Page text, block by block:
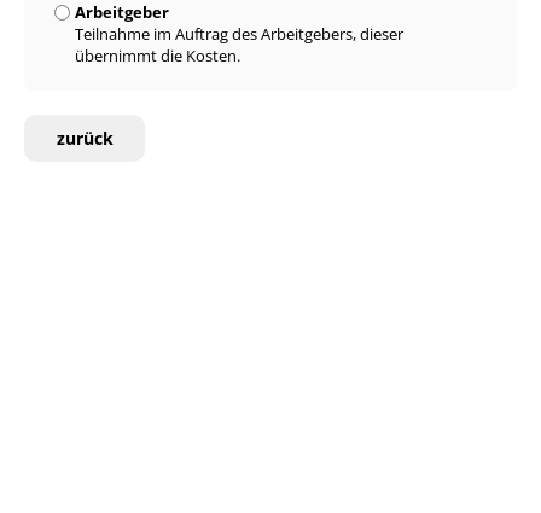
Arbeitgeber
Teilnahme im Auftrag des Arbeitgebers, dieser
übernimmt die Kosten.
zurück